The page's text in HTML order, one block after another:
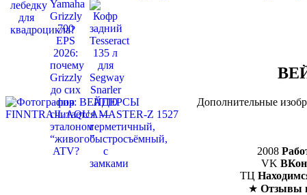
Дополнительные
2008
VK
ТЦ
★ Отзывы